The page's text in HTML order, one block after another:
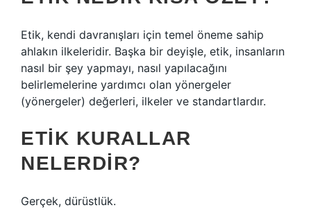
Etik, kendi davranışları için temel öneme sahip
ahlakın ilkeleridir. Başka bir deyişle, etik, insanların
nasıl bir şey yapmayı, nasıl yapılacağını
belirlemelerine yardımcı olan yönergeler
(yönergeler) değerleri, ilkeler ve standartlardır.
ETIK KURALLAR
NELERDIR?
Gerçek, dürüstlük.